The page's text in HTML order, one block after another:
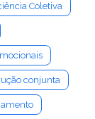
Coletiva
conjunta